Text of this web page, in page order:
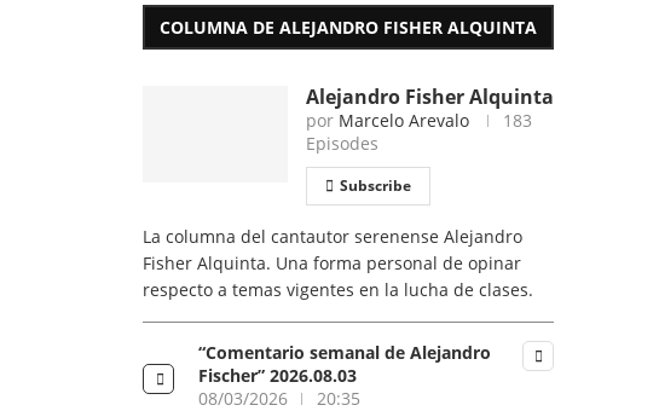
COLUMNA DE ALEJANDRO FISHER ALQUINTA
Alejandro Fisher Alquinta
por Marcelo Arevalo
183
Episodes
Subscribe
La columna del cantautor serenense Alejandro
Fisher Alquinta. Una forma personal de opinar
respecto a temas vigentes en la lucha de clases.
“Comentario semanal de Alejandro
Fischer” 2026.08.03
08/03/2026
20:35